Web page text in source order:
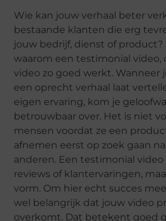
Wie kan jouw verhaal beter
bestaande klanten die erg
jouw bedrijf, dienst of product?
waarom een testimonial video,
video zo goed werkt. Wanneer
een oprecht verhaal laat
eigen ervaring, kom je
betrouwbaar over. Het is niet
mensen voordat ze een
afnemen eerst op zoek gaan
anderen. Een testimonial video
reviews of klantervaringen,
vorm. Om hier echt succes
wel belangrijk dat jouw video
overkomt. Dat betekent goed